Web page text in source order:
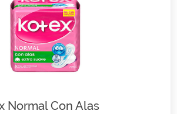
Normal Con Alas